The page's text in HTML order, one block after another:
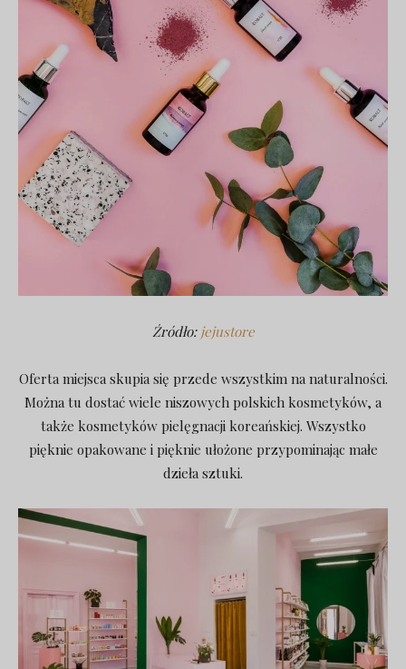
Źródło: jejustore
Oferta miejsca skupia się przede wszystkim na naturalności.
Można tu dostać wiele niszowych polskich kosmetyków, a
także kosmetyków pielęgnacji koreańskiej. Wszystko
pięknie opakowane i pięknie ułożone przypominając małe
dzieła sztuki.